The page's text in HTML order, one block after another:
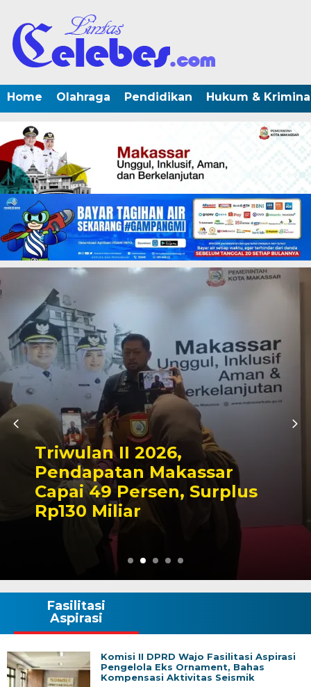
Home Olahraga Pendidikan Hukum &
Surplus
Kapolres Wajo
Makam La
Tegaskan
Mengabdi
Fasilitasi
Aspirasi
Komisi II DPRD Wajo Fasilitasi Aspirasi
Pengelola Eks Ornament, Bahas
Kompensasi Aktivitas Seismik